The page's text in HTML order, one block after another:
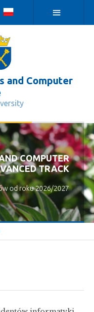
and Computer
- Wydział
COMPUTER
TRACK
od roku 2026/2027